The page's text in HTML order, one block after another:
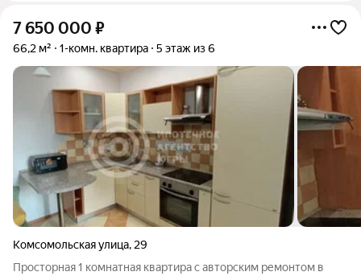
7 650 000 ₽
66,2 м² 1-комн. квартира 5 этаж из 6
Комсомольская улица, 29
Просторная 1 комнатная квартира с авторским ремонтом в